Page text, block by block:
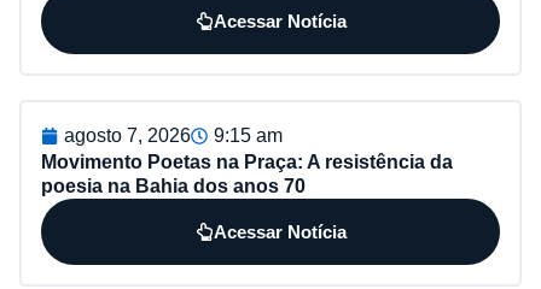
Acessar Notícia
agosto 7, 2026
9:15 am
Movimento Poetas na Praça: A resistência da
poesia na Bahia dos anos 70
Acessar Notícia